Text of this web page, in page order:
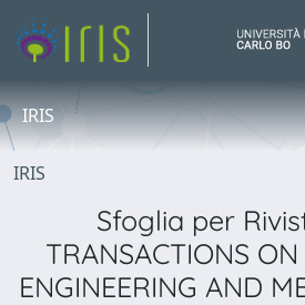
IRIS
IRIS
Sfoglia per
TRANSACTIONS
ENGINEERING AND